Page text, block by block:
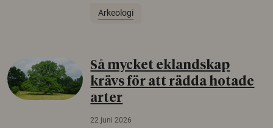
Arkeologi
Så mycket eklandskap
krävs för att rädda hotade
arter
22 juni 2026